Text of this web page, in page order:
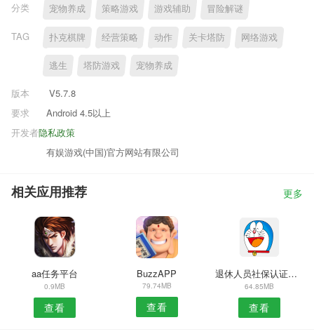
分类
宠物养成 策略游戏 游戏辅助 冒险解谜
TAG 扑克棋牌 经营策略 动作 关卡塔防 网络游戏
逃生 塔防游戏 宠物养成
版本
V5.7.8
要求
Android 4.5以上
隐私政策
开发者
有娱游戏(中国)官方网站有限公司
相关应用推荐 更多
aa任务平台
0.9MB
查看
BuzzAPP
79.74MB
查看
退休人员社保认证安卓版
64.85MB
查看